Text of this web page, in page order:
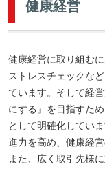
健康経営
健康経営に取り組む
ストレスチェックな
ています。そして経
にする』を目指すた
として明確化してい
進力を高め、健康経
また、広く取引先様